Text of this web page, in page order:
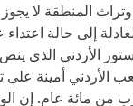
المنطقة لا يجوز
إلى حالة
الأردني الذي
الأردني أمينة على
من مائة عام. إن